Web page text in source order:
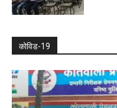
कोविड-19